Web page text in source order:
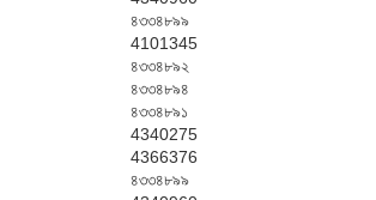
৪৩৩৪৮৯৯
4101345
৪৩৩৪৮৯২
৪৩৩৪৮৯৪
৪৩৩৪৮৯১
4340275
4366376
৪৩৩৪৮৯৯